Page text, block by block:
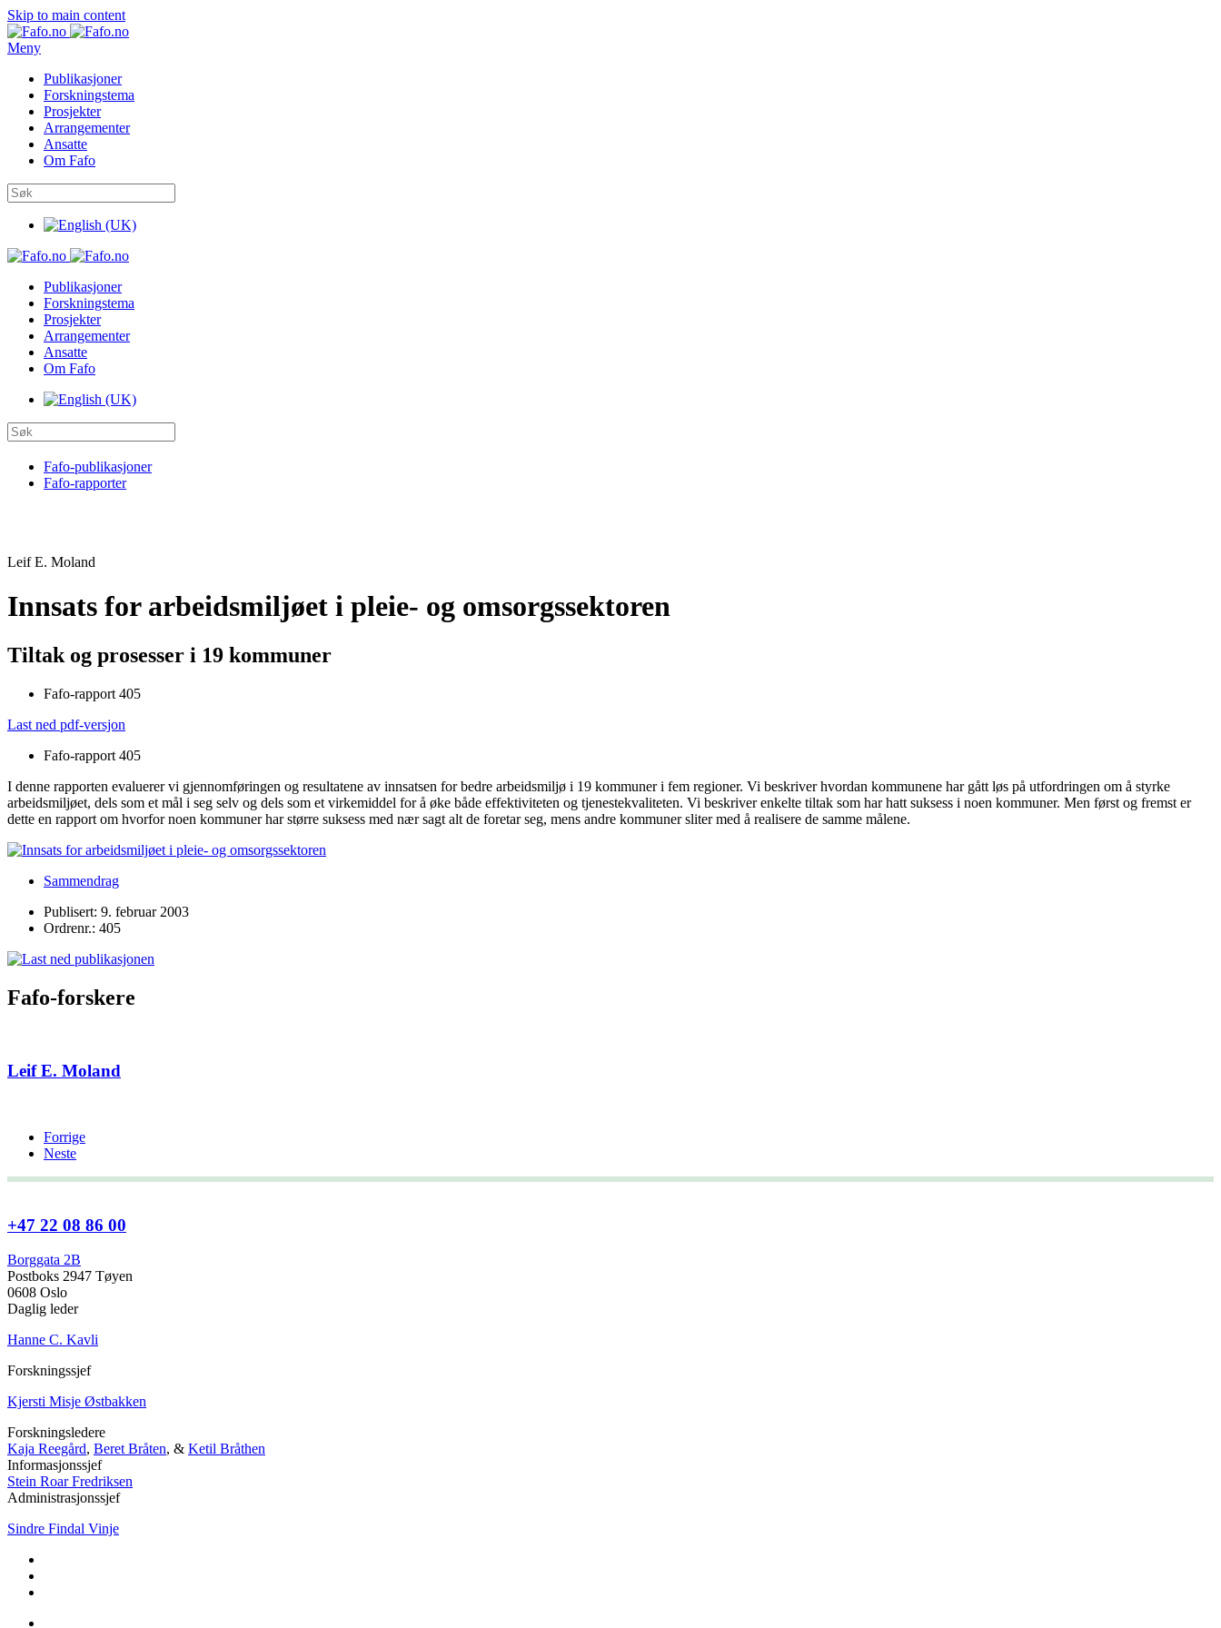
Skip to main content
Meny
Publikasjoner
Forskningstema
Prosjekter
Arrangementer
Ansatte
Om Fafo
Publikasjoner
Forskningstema
Prosjekter
Arrangementer
Ansatte
Om Fafo
Fafo-publikasjoner
Fafo-rapporter
Leif E. Moland
Innsats for arbeidsmiljøet i pleie- og omsorgssektoren
Tiltak og prosesser i 19 kommuner
Fafo-rapport 405
Last ned pdf-versjon
Fafo-rapport 405
I denne rapporten evaluerer vi gjennomføringen og resultatene av innsatsen for bedre arbeidsmiljø i 19 kommuner i fem regioner. Vi beskriver hvordan kommunene har gått løs på utfordringen om å styrke
arbeidsmiljøet, dels som et mål i seg selv og dels som et virkemiddel for å øke både effektiviteten og tjenestekvaliteten. Vi beskriver enkelte tiltak som har hatt suksess i noen kommuner. Men først og fremst er
dette en rapport om hvorfor noen kommuner har større suksess med nær sagt alt de foretar seg, mens andre kommuner sliter med å realisere de samme målene.
Sammendrag
Publisert: 9. februar 2003
Ordrenr.: 405
Fafo-forskere
Leif E. Moland
Forrige
Neste
+47 22 08 86 00
Borggata 2B
Postboks 2947 Tøyen
0608 Oslo
Daglig leder
Hanne C. Kavli
Forskningssjef
Kjersti Misje Østbakken
Forskningsledere
Kaja Reegård, Beret Bråten, & Ketil Bråthen
Informasjonssjef
Stein Roar Fredriksen
Administrasjonssjef
Sindre Findal Vinje